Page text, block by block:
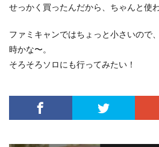
せっかく買ったんだから、ちゃんと使
ファミキャンではちょっと小さいので
時かな〜。
そろそろソロにも行ってみたい！